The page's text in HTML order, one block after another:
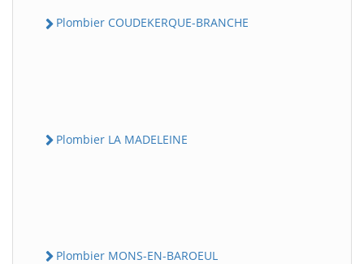
Plombier COUDEKERQUE-BRANCHE
Plombier LA MADELEINE
Plombier MONS-EN-BAROEUL